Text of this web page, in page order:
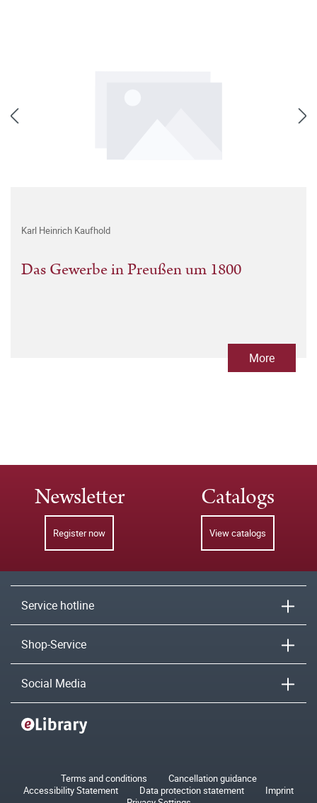
Karl Heinrich Kaufhold
Das Gewerbe in Preußen um 1800
More
Newsletter
Register now
Catalogs
View catalogs
Service hotline
Shop-Service
Social Media
Terms and conditions
Cancellation guidance
Accessibility Statement
Data protection statement
Imprint